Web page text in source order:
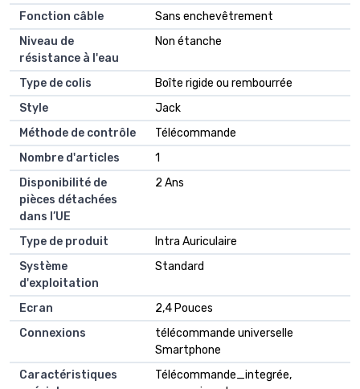
Fonction câble
‎Sans enchevêtrement
Niveau de
résistance à l'eau
‎Non étanche
Type de colis
‎Boîte rigide ou rembourrée
Style
‎Jack
Méthode de contrôle
‎Télécommande
Nombre d'articles
‎1
Disponibilité de
pièces détachées
dans l’UE
‎2 Ans
Type de produit
‎Intra Auriculaire
Système
d'exploitation
‎Standard
Ecran
‎2,4 Pouces
Connexions
‎télécommande universelle
Smartphone
Caractéristiques
‎Télécommande_integrée,